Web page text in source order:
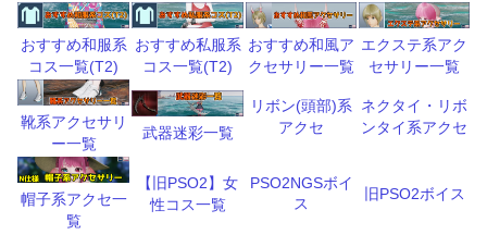
おすすめ和服系
コス一覧(T2)
おすすめ私服系
コス一覧(T2)
おすすめ和風ア
クセサリー一覧
エクステ系アク
セサリー一覧
靴系アクセサリ
ー一覧
武器迷彩一覧
リボン(頭部)系
アクセ
ネクタイ・リボ
ンタイ系アクセ
帽子系アクセ一
覧
【旧PSO2】女
性コス一覧
PSO2NGSボイ
ス
旧PSO2ボイス